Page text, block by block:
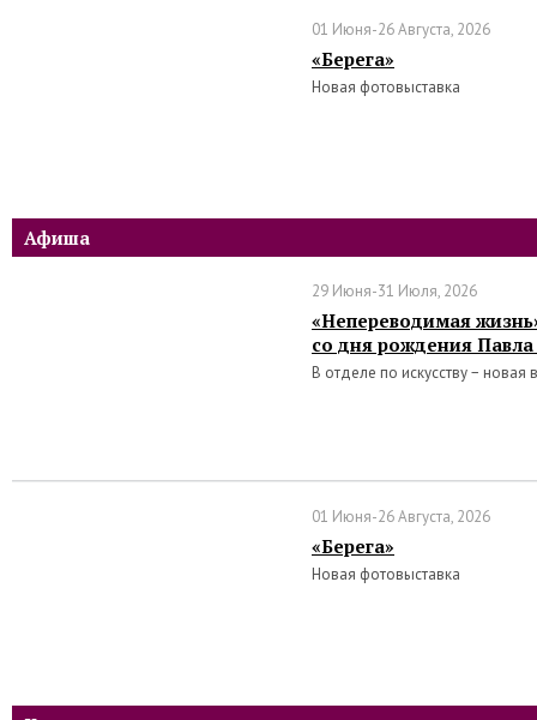
01 Июня-26 Августа, 2026
«Берега»
Новая фотовыставка
Афиша
29 Июня-31 Июля, 2026
«Непереводимая
со дня рождения
В отделе по искусству − новая
01 Июня-26 Августа, 2026
«Берега»
Новая фотовыставка